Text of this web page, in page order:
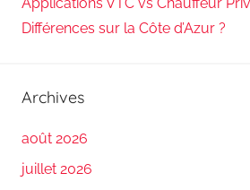
Applications VTC vs Chauffeur
Différences sur la Côte d’Azur ?
Archives
août 2026
juillet 2026